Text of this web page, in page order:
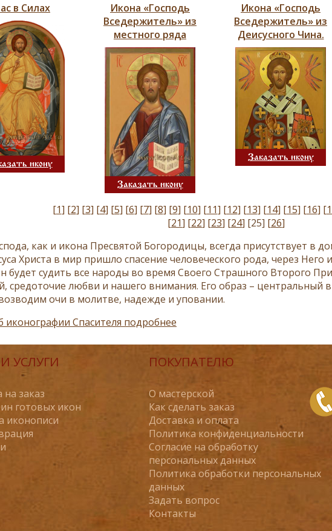
в Силах
икону
Икона «Господь
Вседержитель» из
местного ряда
Заказать икону
Икона «Господь
Вседержитель» из
Деисусного Чина.
Заказать икону
[1] [2] [3] [4] [5] [6] [7] [8] [9] [10] [11] [12] [13] [14] [15] [16] [
[21] [22] [23] [24] [25] [26]
как и икона Пресвятой Богородицы, всегда присутствует в
Христа в мир пришло спасение человеческого рода, через
будет судить все народы во время Своего Страшного Второго
средоточие любви и нашего внимания. Его образ –
очи в молитве, надежде и уповании.
иконографии Спасителя подробнее
УСЛУГИ
заказ
готовых икон
иконописи
ПОКУПАТЕЛЮ
О мастерской
Как сделать заказ
Доставка и оплата
Политика конфиденциальности
Согласие на обработку
персональных данных
Политика обработки персональных
данных
Задать вопрос
Контакты